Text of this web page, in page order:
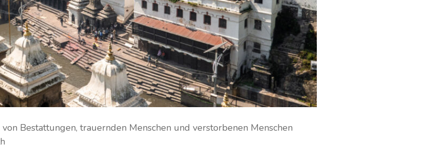
Bestattungen, trauernden Menschen und verstorbenen Menschen